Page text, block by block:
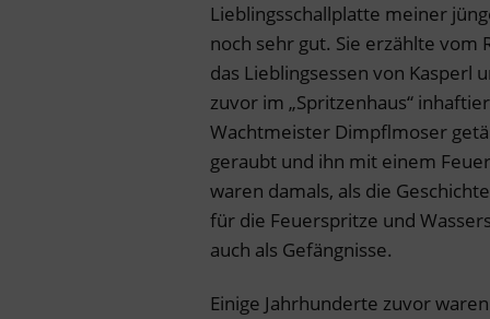
Lieblingsschallplatte meiner
noch sehr gut. Sie erzählte
das Lieblingsessen von
zuvor im „Spritzenhaus“
Wachtmeister Dimpflmoser
geraubt und ihn mit einem
waren damals, als die
für die Feuerspritze und
auch als Gefängnisse.
Einige Jahrhunderte zuvor